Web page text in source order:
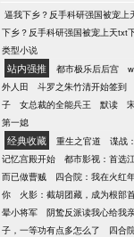
逼我下乡？反手科研强国被宠上
下乡？反手科研强国被宠上天txt
类型小说
站内强推 都市极乐后后宫
外人田
斗罗之朱竹清开始签到
子
女总裁的全能兵王 默读
第一媳
经典收藏 重生之官道 谍战
记忆宫殿开始
都市影视：首选
而已做曹贼
四合院：我在火红
你
火影：截胡团藏，成为根部
晕小将军
阴鸷反派读我心给我
子，一等功有点多怎么了
四合